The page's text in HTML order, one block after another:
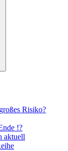
Risiko?
!?
aktuell